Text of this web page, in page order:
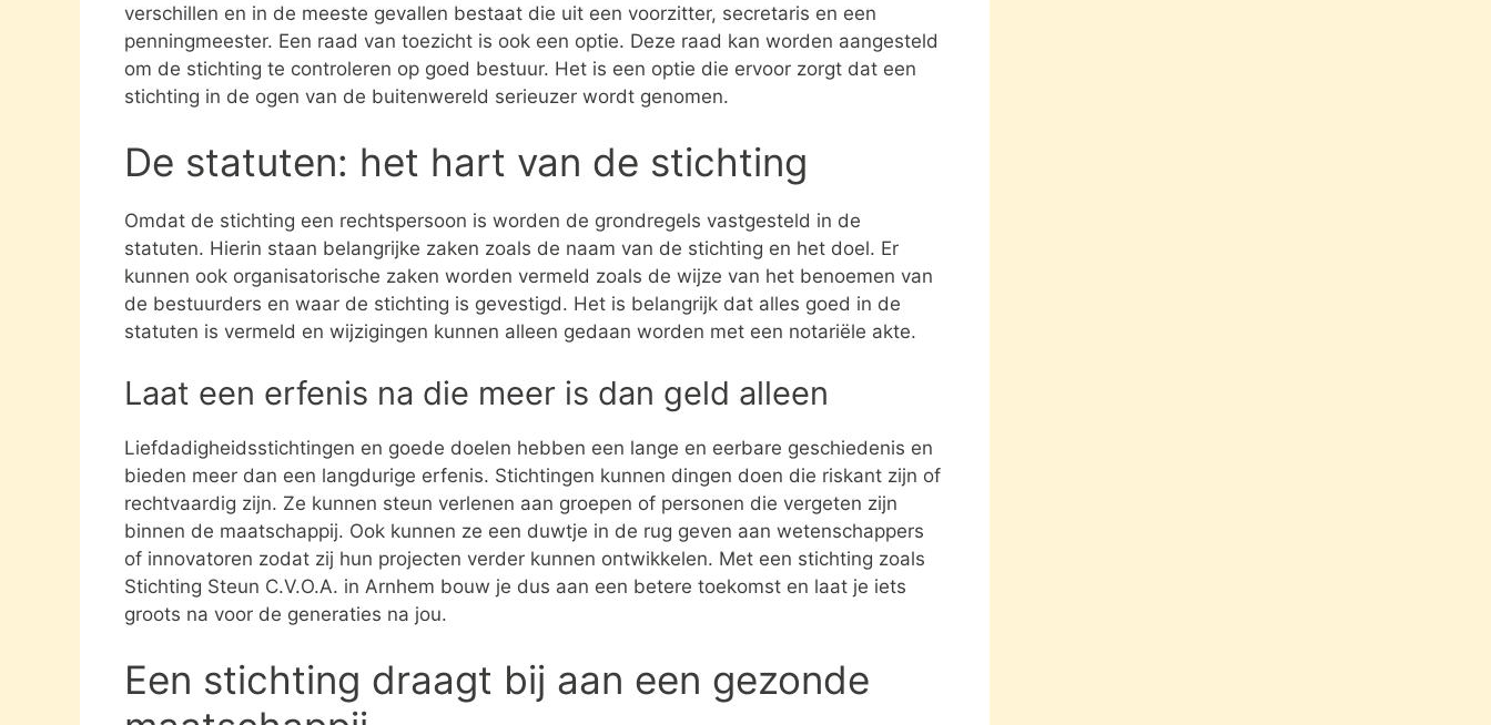
verschillen en in de meeste gevallen bestaat die uit een voorzitter, secretaris en een
penningmeester. Een raad van toezicht is ook een optie. Deze raad kan worden aangesteld
om de stichting te controleren op goed bestuur. Het is een optie die ervoor zorgt dat een
stichting in de ogen van de buitenwereld serieuzer wordt genomen.
De statuten: het hart van de stichting
Omdat de stichting een rechtspersoon is worden de grondregels vastgesteld in de
statuten. Hierin staan belangrijke zaken zoals de naam van de stichting en het doel. Er
kunnen ook organisatorische zaken worden vermeld zoals de wijze van het benoemen van
de bestuurders en waar de stichting is gevestigd. Het is belangrijk dat alles goed in de
statuten is vermeld en wijzigingen kunnen alleen gedaan worden met een notariële akte.
Laat een erfenis na die meer is dan geld alleen
Liefdadigheidsstichtingen en goede doelen hebben een lange en eerbare geschiedenis en
bieden meer dan een langdurige erfenis. Stichtingen kunnen dingen doen die riskant zijn of
rechtvaardig zijn. Ze kunnen steun verlenen aan groepen of personen die vergeten zijn
binnen de maatschappij. Ook kunnen ze een duwtje in de rug geven aan wetenschappers
of innovatoren zodat zij hun projecten verder kunnen ontwikkelen. Met een stichting zoals
Stichting Steun C.V.O.A. in Arnhem bouw je dus aan een betere toekomst en laat je iets
groots na voor de generaties na jou.
Een stichting draagt bij aan een gezonde